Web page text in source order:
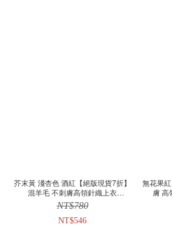
芥末黃 淺杏色 酒紅【絕版現貨7折】
混羊毛 不刺膚高領針織上衣
（TP137）
NT$780
NT$546
無花果
膚 高